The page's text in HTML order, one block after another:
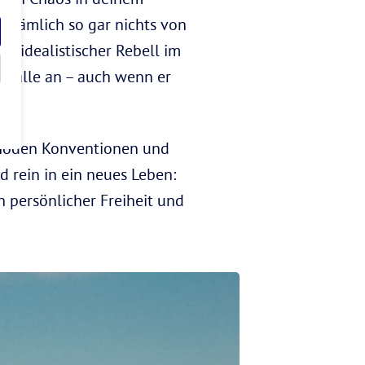
nämlich so gar nichts von
idealistischer Rebell im
alle an – auch wenn er
Konventionen und
rein in ein neues Leben:
persönlicher Freiheit und